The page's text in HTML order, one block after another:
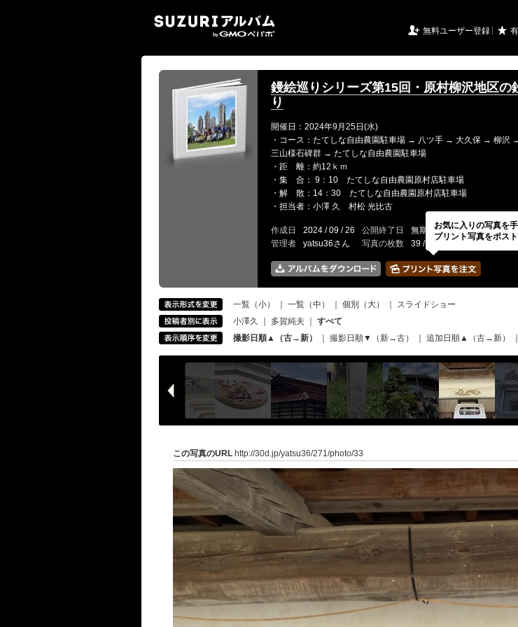
 無料ユーザー登録 ★
鏝絵巡りシリーズ第15回・原村柳沢地区の
り
開催日：2024年9月25日(水)
・コース：たてしな自由農園駐車場 → 八ツ手 → 大久保 → 柳沢
三山様石碑群 → たてしな自由農園駐車場
・距 離：約12ｋｍ
・集 合： 9：10 たてしな自由農園原村店駐車場
・解 散：14：30 たてしな自由農園原村店駐車場
・担当者：小澤 久 村松 光比古
作成日 2024 / 09 / 26 公開終了日 無期限 イベントの期
管理者
yatsu36さん 写真の枚数 39 / 2000枚
一覧（小） 一覧（中） 個別（大）
スライドショー
小澤久
多賀純夫
すべて
撮影日順▲（古→新）
撮影日順▼（新→古） 追加日順▲（古→新）
この写真のURL http://30d.jp/yatsu36/271/photo/33
お気に入りの写真を
プリント写真をポス